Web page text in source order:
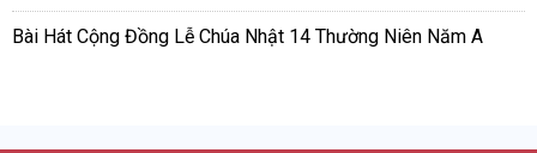
Bài Hát Cộng Đồng Lễ Chúa Nhật 14 Thường Niên Năm A